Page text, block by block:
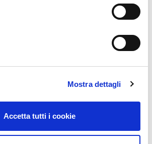
Mostra dettagli
Accetta tutti i cookie
LOCKING FOR SLIDING